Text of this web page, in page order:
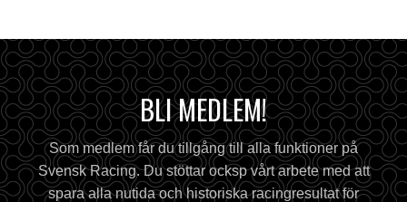
BLI MEDLEM!
Som medlem får du tillgång till alla funktioner på
Svensk Racing. Du stöttar ocksp vårt arbete med att
spara alla nutida och historiska racingresultat för